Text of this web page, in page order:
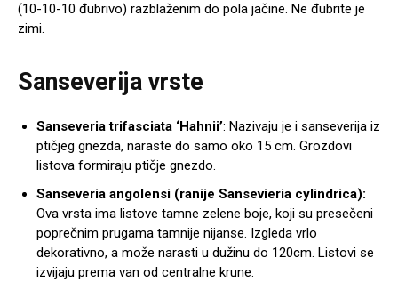
(10-10-10 đubrivo) razblaženim do pola jačine. Ne đubrite je
zimi.
Sanseverija vrste
Sanseveria trifasciata ‘Hahnii’: Nazivaju je i sanseverija iz
ptičjeg gnezda, naraste do samo oko 15 cm. Grozdovi
listova formiraju ptičje gnezdo.
Sanseveria angolensi (ranije Sansevieria cylindrica):
Ova vrsta ima listove tamne zelene boje, koji su presečeni
poprečnim prugama tamnije nijanse. Izgleda vrlo
dekorativno, a može narasti u dužinu do 120cm. Listovi se
izvijaju prema van od centralne krune.